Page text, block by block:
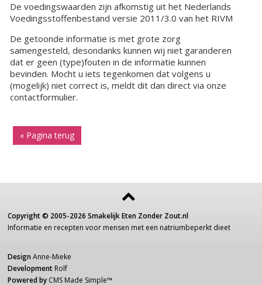
De voedingswaarden zijn afkomstig uit het Nederlands
Voedingsstoffenbestand versie 2011/3.0 van het RIVM
De getoonde informatie is met grote zorg
samengesteld, desondanks kunnen wij niet garanderen
dat er geen (type)fouten in de informatie kunnen
bevinden. Mocht u iets tegenkomen dat volgens u
(mogelijk) niet correct is, meldt dit dan direct via onze
contactformulier.
« Pagina terug
Copyright © 2005-2026 Smakelijk Eten Zonder Zout.nl
Informatie en recepten voor mensen met een natriumbeperkt dieet
Design Anne-Mieke
Development Rolf
Powered by CMS Made Simple™